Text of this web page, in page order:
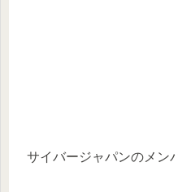
サイバージャパンのメン